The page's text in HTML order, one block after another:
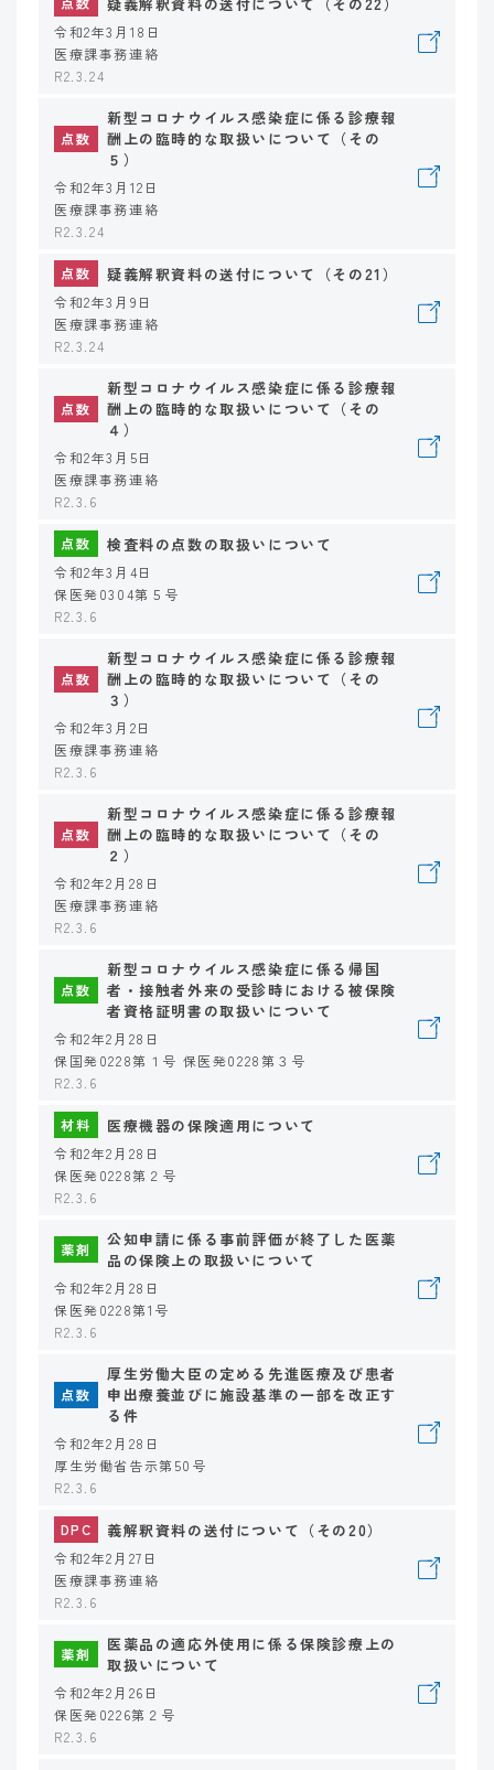
令和2年3月18日
医療課事務連絡
R2.3.24
点数
新型コロナウイルス感染症に係る診療報
酬上の臨時的な取扱いについて（その
５）
令和2年3月12日
医療課事務連絡
R2.3.24
点数 疑義解釈資料の送付について（その21）
令和2年3月9日
医療課事務連絡
R2.3.24
点数
新型コロナウイルス感染症に係る診療報
酬上の臨時的な取扱いについて（その
４）
令和2年3月5日
医療課事務連絡
R2.3.6
点数 検査料の点数の取扱いについて
令和2年3月4日
保医発0304第５号
R2.3.6
点数
新型コロナウイルス感染症に係る診療報
酬上の臨時的な取扱いについて（その
３）
令和2年3月2日
医療課事務連絡
R2.3.6
点数
新型コロナウイルス感染症に係る診療報
酬上の臨時的な取扱いについて（その
２）
令和2年2月28日
医療課事務連絡
R2.3.6
点数
新型コロナウイルス感染症に係る帰国
者・接触者外来の受診時における被保険
者資格証明書の取扱いについて
令和2年2月28日
保国発0228第１号 保医発0228第３号
R2.3.6
材料 医療機器の保険適用について
令和2年2月28日
保医発0228第２号
R2.3.6
薬剤
公知申請に係る事前評価が終了した医薬
品の保険上の取扱いについて
令和2年2月28日
保医発0228第1号
R2.3.6
点数
厚生労働大臣の定める先進医療及び患者
申出療養並びに施設基準の一部を改正す
る件
令和2年2月28日
厚生労働省告示第50号
R2.3.6
DPC 義解釈資料の送付について（その20）
令和2年2月27日
医療課事務連絡
R2.3.6
薬剤
医薬品の適応外使用に係る保険診療上の
取扱いについて
令和2年2月26日
保医発0226第２号
R2.3.6